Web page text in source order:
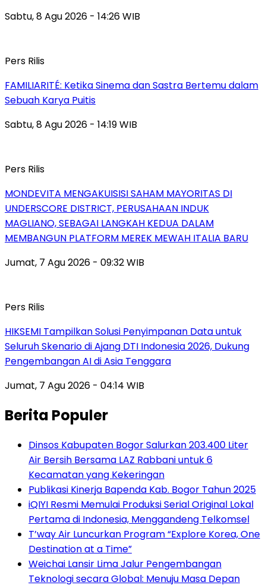
Sabtu, 8 Agu 2026 - 14:26 WIB
Pers Rilis
FAMILIARITÉ: Ketika Sinema dan Sastra Bertemu dalam
Sebuah Karya Puitis
Sabtu, 8 Agu 2026 - 14:19 WIB
Pers Rilis
MONDEVITA MENGAKUISISI SAHAM MAYORITAS DI
UNDERSCORE DISTRICT, PERUSAHAAN INDUK
MAGLIANO, SEBAGAI LANGKAH KEDUA DALAM
MEMBANGUN PLATFORM MEREK MEWAH ITALIA BARU
Jumat, 7 Agu 2026 - 09:32 WIB
Pers Rilis
HIKSEMI Tampilkan Solusi Penyimpanan Data untuk
Seluruh Skenario di Ajang DTI Indonesia 2026, Dukung
Pengembangan AI di Asia Tenggara
Jumat, 7 Agu 2026 - 04:14 WIB
Berita Populer
Dinsos Kabupaten Bogor Salurkan 203.400 Liter
Air Bersih Bersama LAZ Rabbani untuk 6
Kecamatan yang Kekeringan
Publikasi Kinerja Bapenda Kab. Bogor Tahun 2025
iQIYI Resmi Memulai Produksi Serial Original Lokal
Pertama di Indonesia, Menggandeng Telkomsel
T’way Air Luncurkan Program “Explore Korea, One
Destination at a Time”
Weichai Lansir Lima Jalur Pengembangan
Teknologi secara Global: Menuju Masa Depan